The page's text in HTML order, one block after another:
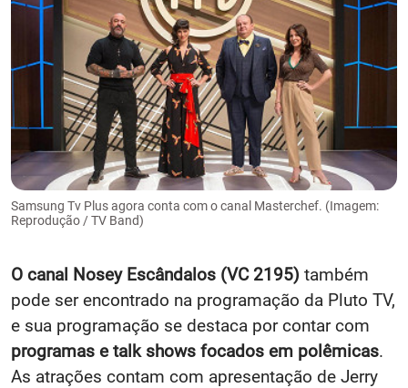
Samsung Tv Plus agora conta com o canal Masterchef. (Imagem:
Reprodução / TV Band)
O canal Nosey Escândalos (VC 2195) também
pode ser encontrado na programação da Pluto TV,
e sua programação se destaca por contar com
programas e talk shows focados em polêmicas.
As atrações contam com apresentação de Jerry